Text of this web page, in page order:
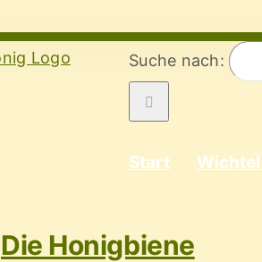
Suche nach:
Start
Die Honigbiene